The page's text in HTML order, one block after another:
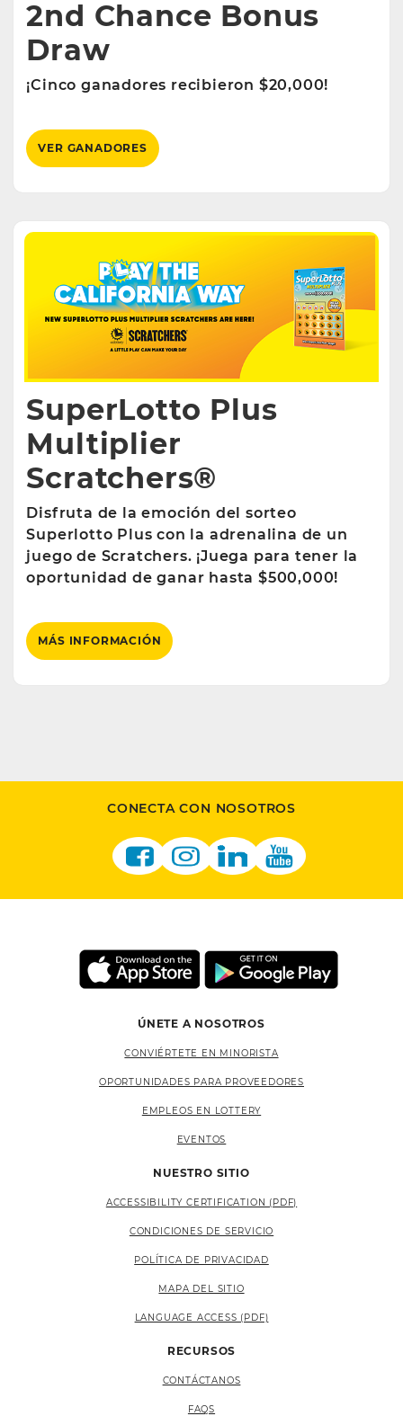
2nd Chance Bonus
Draw
¡Cinco ganadores recibieron $20,000!
VER GANADORES
SuperLotto Plus
Multiplier
Scratchers®
Disfruta de la emoción del sorteo
Superlotto Plus con la adrenalina de un
juego de Scratchers. ¡Juega para tener la
oportunidad de ganar hasta $500,000!
MÁS INFORMACIÓN
CONECTA CON NOSOTROS
ÚNETE A NOSOTROS
CONVIÉRTETE EN MINORISTA
OPORTUNIDADES PARA PROVEEDORES
EMPLEOS EN LOTTERY
EVENTOS
NUESTRO SITIO
ACCESSIBILITY CERTIFICATION (PDF)
CONDICIONES DE SERVICIO
POLÍTICA DE PRIVACIDAD
MAPA DEL SITIO
LANGUAGE ACCESS (PDF)
RECURSOS
CONTÁCTANOS
FAQS